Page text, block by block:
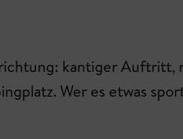
kantiger Auftritt,
Wer es etwas